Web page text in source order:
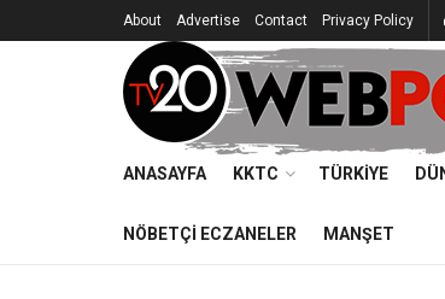
About Advertise Contact Privacy Policy
ANASAYFA KKTC TÜRKIYE
NÖBETÇI ECZANELER MANŞET